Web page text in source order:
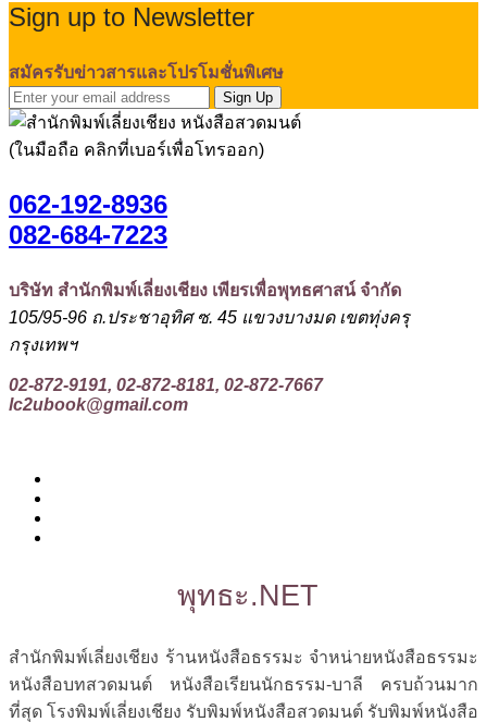
Sign up to Newsletter
สมัครรับข่าวสารและโปรโมชั่นพิเศษ
Sign Up
(ในมือถือ คลิกที่เบอร์เพื่อโทรออก)
062-192-8936
082-684-7223
บริษัท สำนักพิมพ์เลี่ยงเชียง เพียรเพื่อพุทธศาสน์ จำกัด
105/95-96 ถ.ประชาอุทิศ ซ. 45 แขวงบางมด เขตทุ่งครุ
กรุงเทพฯ
02-872-9191, 02-872-8181, 02-872-7667
lc2ubook@gmail.com
พุทธะ.NET
สำนักพิมพ์เลี่ยงเชียง ร้านหนังสือธรรมะ จำหน่ายหนังสือธรรมะ
หนังสือบทสวดมนต์ หนังสือเรียนนักธรรม-บาลี ครบถ้วนมาก
ที่สุด โรงพิมพ์เลี่ยงเชียง รับพิมพ์หนังสือสวดมนต์ รับพิมพ์หนังสือ